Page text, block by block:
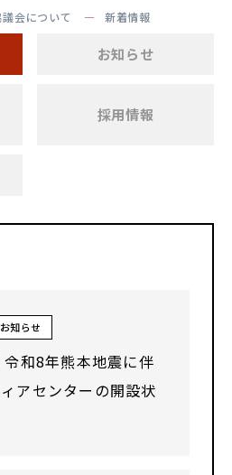
会について 新着情報
お知らせ
採用情報
お知らせ
令和8年熊本地震に伴
アセンターの開設状